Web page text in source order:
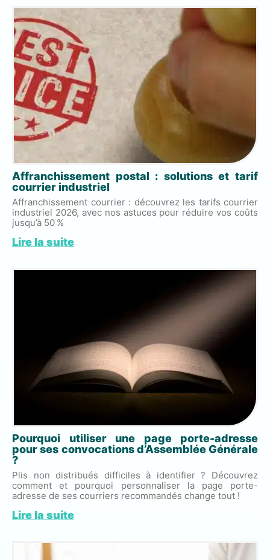
Affranchissement postal : solutions et tarif
courrier industriel
Affranchissement courrier : découvrez les tarifs courrier
industriel 2026, avec nos astuces pour réduire vos coûts
jusqu’à 50 %
Lire la suite
Pourquoi utiliser une page porte-adresse
pour ses convocations d’Assemblée Générale
?
Plis non distribués difficiles à identifier ? Découvrez
comment et pourquoi personnaliser la page porte-
adresse de ses courriers recommandés change tout !
Lire la suite